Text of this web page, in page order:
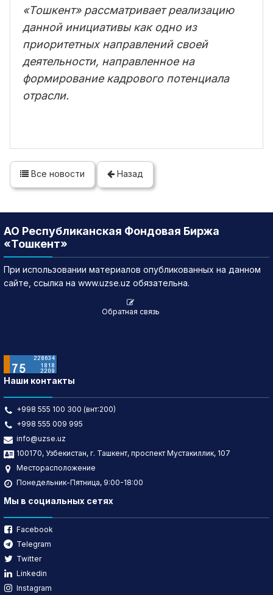
«Тошкент» рассматривает реализацию
данной инициативы как одно из
приоритетных направлений своей
деятельности, направленное на
формирование кадрового потенциала
отрасли.
Все новости Назад
АО Республиканская Фондовая Биржа
«Тошкент»
При использовании материалов опубликованных на данном
сайте, ссылка на www.uzse.uz обязательна.
Обратная связь
Наши контакты
+998 555 100 300 (внт:200)
+998 555 009 995
info@uzse.uz
100170, Узбекистан, г. Ташкент, проспект Мустакиллик, 107
Месторасположение
Понедельник-Пятница, 9:00-18:00
Мы в социальных сетях
Facebook
Telegram
Twitter
Linkedin
Instagram